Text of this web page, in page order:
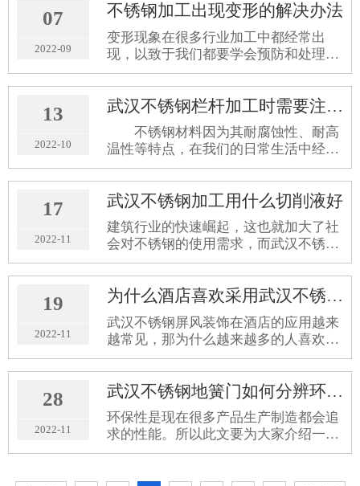
07
2022-09
不锈钢加工出现变形的解决办法
变形现象在很多行业加工中都经常出
现，以致于我们都要学会预防和处理。
下面武汉不锈钢加工公司教您不锈钢加
工出现变形的解决办法，详细如下。
13
2022-10
武汉不锈钢栏杆加工时需要注意哪些？
不锈钢材料因为其耐腐蚀性、耐高
温性等特点，在我们的日常生活中经常
能见到由不锈钢加工而成的制品。不锈
钢为合金材料，存在不同的晶相，温度
变化时晶相发生相应的变化。那么在武
汉不锈钢栏杆​的加工过程都有哪些事情
需要注意呢？
17
2022-11
武汉不锈钢加工用什么切削液好
建筑行业的快速崛起，这也就加大了社
会对不锈钢的使用需求，而武汉不锈钢
加工这个行业也变得至关重要，如果想
要对不锈钢进行有效的加工，还是需要
找专业的公司来进行处理，因为只有著
有专业知识和技能的人员才能将不锈钢
加工好，下面就让我们一起来学一下在
加工的时候需要使用什么样的切削液会
更好。
19
2022-11
为什么酒店喜欢采用武汉不锈钢屏风做装饰？
武汉不锈钢屏风装饰在酒店的应用越来
越常见，那为什么越来越多的人喜欢用
不锈钢屏风作为酒店的装饰呢？
28
2022-11
武汉不锈钢地簧门如何分辨环保指标
环保性是现在很多产品生产制造都会追
求的性能。所以此文要为大家介绍一下
武汉不锈钢地簧门如何分辨环保指标的